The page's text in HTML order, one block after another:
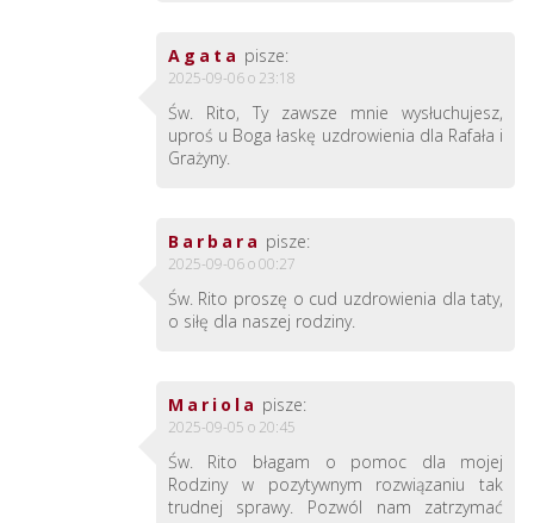
Agata pisze:
2025-09-06 o 23:18
Św. Rito, Ty zawsze mnie wysłuchujesz,
uproś u Boga łaskę uzdrowienia dla Rafała i
Grażyny.
Barbara pisze:
2025-09-06 o 00:27
Św. Rito proszę o cud uzdrowienia dla taty,
o siłę dla naszej rodziny.
Mariola pisze:
2025-09-05 o 20:45
Św. Rito błagam o pomoc dla mojej
Rodziny w pozytywnym rozwiązaniu tak
trudnej sprawy. Pozwól nam zatrzymać